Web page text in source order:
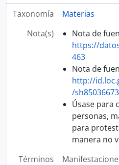
Taxonomía
Materias
Nota(s)
Nota de
https://
463
Nota de
http://
/sh85036673
Úsase para
personas,
para
manera no
Términos